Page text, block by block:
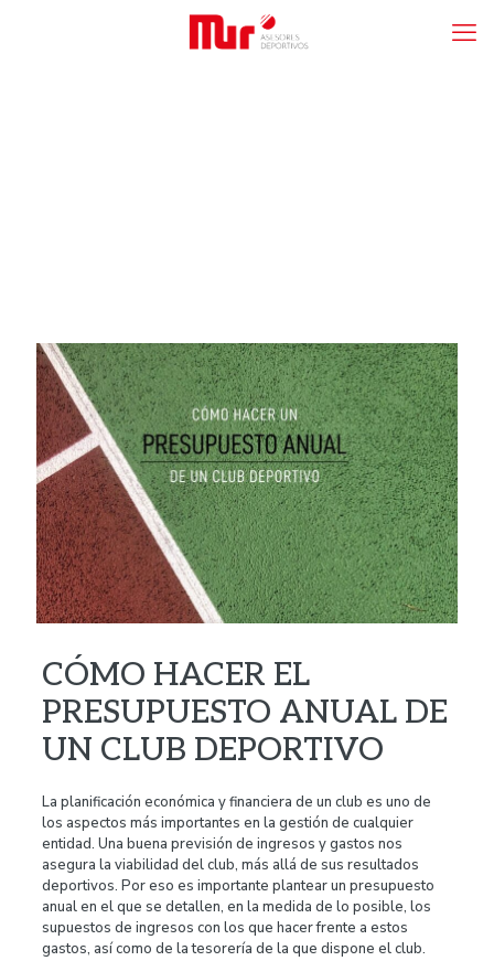
CÓMO HACER EL
PRESUPUESTO ANUAL DE
UN CLUB DEPORTIVO
La planificación económica y financiera de un club es uno de
los aspectos más importantes en la gestión de cualquier
entidad. Una buena previsión de ingresos y gastos nos
asegura la viabilidad del club, más allá de sus resultados
deportivos. Por eso es importante plantear un presupuesto
anual en el que se detallen, en la medida de lo posible, los
supuestos de ingresos con los que hacer frente a estos
gastos, así como de la tesorería de la que dispone el club.